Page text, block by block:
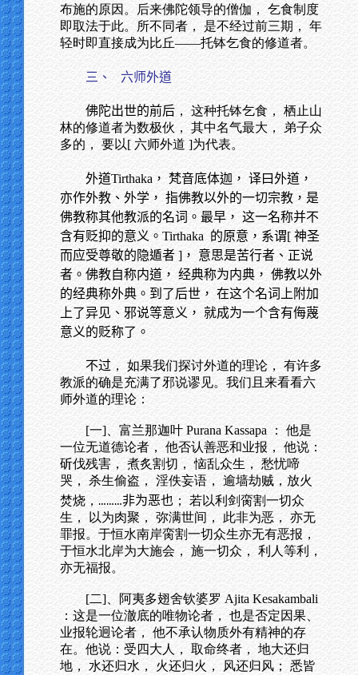
布施的原因。后来佛陀领导的僧伽， 乞食制度
即取法于此。所不同者， 是不经过前三期， 年
轻时即直接成为比丘——托钵乞食的修道者。
三、 六师外道
佛陀出世的前后 ， 这种托钵乞食， 栖止山
林的修道者为数极伙， 其中名气最大， 弟子众
多的， 要以[ 六师外道 ]为代表。
外道Tirthaka， 梵音底体迦， 译曰外道，
亦作外教、外学， 指佛教以外的一切宗教，是
佛教称其他教派的名词。最早， 这一名称并不
含有贬抑的意义。Tirthaka 的原意，系谓[ 神圣
而应受尊敬的隐遁者 ]， 意思是苦行者、正说
者。佛教自称内道， 经典称为内典， 佛教以外
的经典称外典。到了后世， 在这个名词上附加
上了异见、邪说等意义， 就成为一个含有侮蔑
意义的贬称了。
不过， 如果我们探讨外道的理论， 有许多
教派的确是充满了邪说谬见。我们且来看看六
师外道的理论：
[一]、富兰那迦叶 Purana Kassapa ： 他是
一位无道德论者， 他否认善恶和业报， 他说：
斫伐残害， 煮炙割切， 恼乱众生， 愁忧啼
哭， 杀生偷盗， 淫佚妄语， 逾墙劫贼，放火
焚烧， ………非为恶也 ； 若以利剑脔割一切众
生， 以为肉聚， 弥满世间， 此非为恶， 亦无
罪报。于恒水南岸脔割一切众生亦无有恶报，
于恒水北岸为大施会， 施一切众， 利人等利，
亦无福报。
[二]、阿夷多翅舍钦婆罗 Ajita Kesakambali
：这是一位澈底的唯物论者， 也是否定因果、
业报轮迥论者， 他不承认物质外有精神的存
在。他说：受四大人， 取命终者， 地大还归
地， 水还归水， 火还归火， 风还归风； 悉皆